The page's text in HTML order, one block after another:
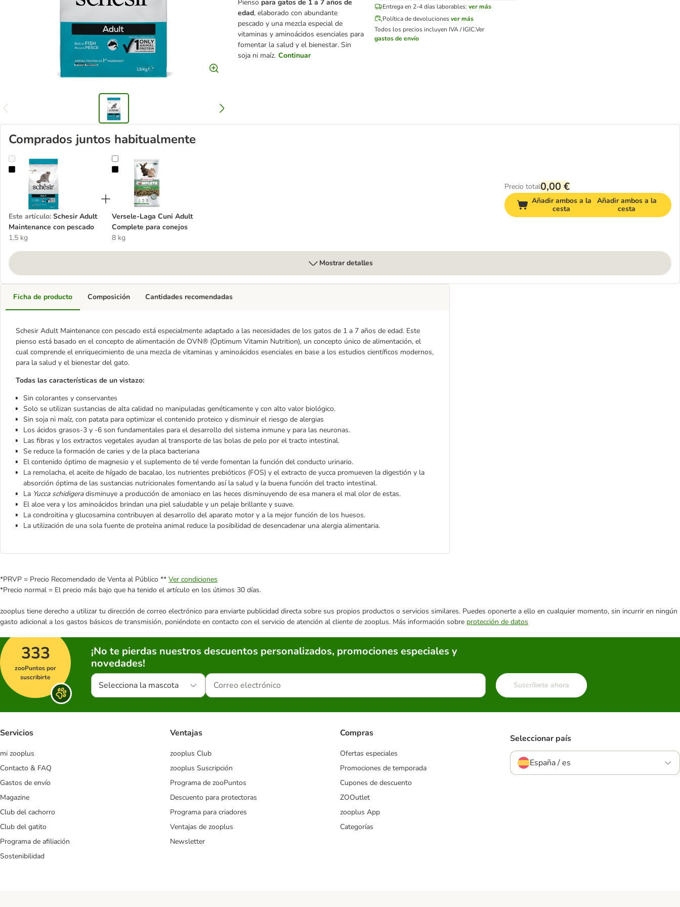
Pienso para gatos de 1 a 7 años de
edad, elaborado con abundante
pescado y una mezcla especial de
vitaminas y aminoácidos esenciales para
fomentar la salud y el bienestar. Sin
soja ni maíz. Continuar
Entrega en 2-4 días laborables: ver más
Política de devoluciones ver más
Todos los precios incluyen IVA / IGIC.Ver
gastos de envío
Comprados juntos habitualmente
Schesir Adult Maintenance con pescado
Este artículo: Schesir Adult
Maintenance con pescado
1,5 kg
Versele-Laga Cuni Adult Complete para conejos
Versele-Laga Cuni Adult
Complete para conejos
8 kg
Precio total0,00 €
Añadir ambos a la
cesta
Añadir ambos a la
cesta
Mostrar detalles
Ficha de producto
Schesir Adult Maintenance con pescado está especialmente adaptado a las necesidades de los gatos de 1 a 7 años de edad. Este
pienso está basado en el concepto de alimentación de OVN® (Optimum Vitamin Nutrition), un concepto único de alimentación, el
cual comprende el enriquecimiento de una mezcla de vitaminas y aminoácidos esenciales en base a los estudios científicos modernos,
para la salud y el bienestar del gato.
Todas las características de un vistazo:
Sin colorantes y conservantes
Solo se utilizan sustancias de alta calidad no manipuladas genéticamente y con alto valor biológico.
Sin soja ni maíz, con patata para optimizar el contenido proteico y disminuir el riesgo de alergias
Los ácidos grasos-3 y -6 son fundamentales para el desarrollo del sistema inmune y para las neuronas.
Las fibras y los extractos vegetales ayudan al transporte de las bolas de pelo por el tracto intestinal.
Se reduce la formación de caries y de la placa bacteriana
El contenido óptimo de magnesio y el suplemento de té verde fomentan la función del conducto urinario.
La remolacha, el aceite de hígado de bacalao, los nutrientes prebióticos (FOS) y el extracto de yucca promueven la digestión y la
absorción óptima de las sustancias nutricionales fomentando así la salud y la buena función del tracto intestinal.
La Yucca schidigeradisminuye a producción de amoniaco en las heces disminuyendo de esa manera el mal olor de estas.
El aloe vera y los aminoácidos brindan una piel saludable y un pelaje brillante y suave.
La condroitina y glucosamina contribuyen al desarrollo del aparato motor y a la mejor función de los huesos.
La utilización de una sola fuente de proteína animal reduce la posibilidad de desencadenar una alergia alimentaria.
Composición Cantidades recomendadas
*PRVP = Precio Recomendado de Venta al Público ** Ver condiciones
*Precio normal = El precio más bajo que ha tenido el artículo en los útimos 30 días.
zooplus tiene derecho a utilizar tu dirección de correo electrónico para enviarte publicidad directa sobre sus propios productos o servicios similares. Puedes oponerte a ello en cualquier momento, sin incurrir en ningún
gasto adicional a los gastos básicos de transmisión, poniéndote en contacto con el servicio de atención al cliente de zooplus. Más información sobre protección de datos
333
zooPuntos por
suscribirte
¡No te pierdas nuestros descuentos personalizados, promociones especiales y
novedades!
Selecciona la mascota Suscríbete ahora
Servicios
mi zooplus
Contacto & FAQ
Gastos de envío
Magazine
Club del cachorro
Club del gatito
Programa de afiliación
Sostenibilidad
Ventajas
zooplus Club
zooplus Suscripción
Programa de zooPuntos
Descuento para protectoras
Programa para criadores
Ventajas de zooplus
Newsletter
Compras
Ofertas especiales
Promociones de temporada
Cupones de descuento
ZOOutlet
zooplus App
Categorías
Seleccionar país
España / es